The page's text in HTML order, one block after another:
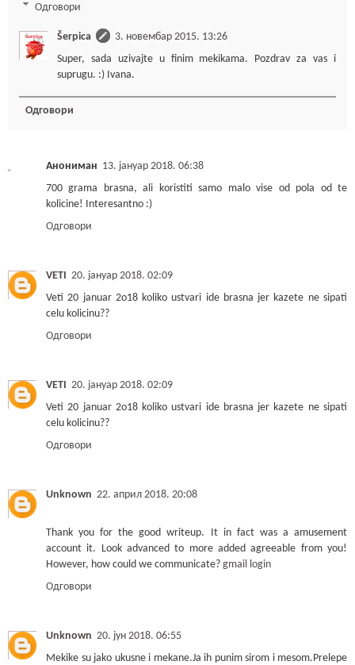
Одговори
Šerpica
3. новембар 2015. 13:26
Super, sada uzivajte u finim mekikama. Pozdrav za vas i
suprugu. :) Ivana.
Одговори
Анониман 13. јануар 2018. 06:38
700 grama brasna, ali koristiti samo malo vise od pola od te
kolicine! Interesantno :)
Одговори
VETI
20. јануар 2018. 02:09
Veti 20 januar 2o18 koliko ustvari ide brasna jer kazete ne sipati
celu kolicinu??
Одговори
VETI
20. јануар 2018. 02:09
Veti 20 januar 2o18 koliko ustvari ide brasna jer kazete ne sipati
celu kolicinu??
Одговори
Unknown 22. април 2018. 20:08
Thank you for the good writeup. It in fact was a amusement
account it. Look advanced to more added agreeable from you!
However, how could we communicate? gmail login
Одговори
Unknown 20. јун 2018. 06:55
Mekike su jako ukusne i mekane.Ja ih punim sirom i mesom.Prelepe